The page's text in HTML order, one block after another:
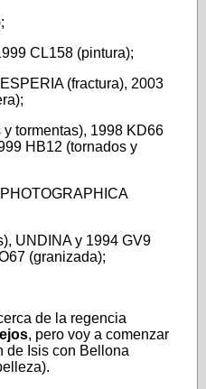
CL158 (pintura);
(fractura), 2003
tormentas), 1998 KD66
HB12 (tornados y
UNDINA y 1994 GV9
(granizada);
de la regencia
, pero voy a comenzar
de Isis con Bellona